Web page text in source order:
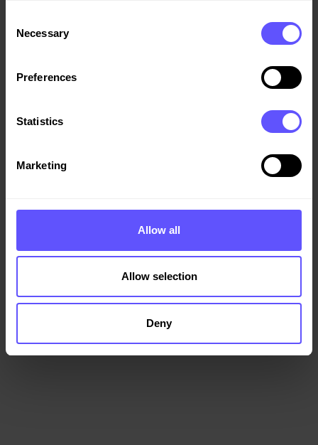
Selection
Necessary
Preferences
Statistics
Marketing
Allow all
Allow selection
Deny